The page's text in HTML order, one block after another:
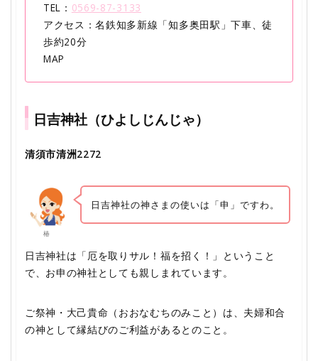
TEL： 0569-87-3133
アクセス：名鉄知多新線「知多奥田駅」下車、徒
歩約20分
MAP
日吉神社（ひよしじんじゃ）
清須市清洲2272
椿
日吉神社の神さまの使いは「申」ですわ。
日吉神社は「厄を取りサル！福を招く！」ということ
で、お申の神社としても親しまれています。
ご祭神・大己貴命（おおなむちのみこと）は、夫婦和合
の神として縁結びのご利益があるとのこと。